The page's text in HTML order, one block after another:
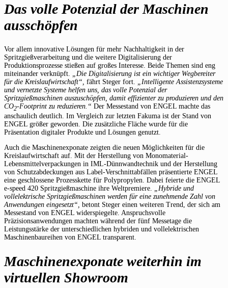
Das volle Potenzial der Maschinen
ausschöpfen
Vor allem innovative Lösungen für mehr Nachhaltigkeit in der
Spritzgießverarbeitung und die weitere Digitalisierung der
Produktionsprozesse stießen auf großes Interesse. Beide Themen sind eng
miteinander verknüpft. „Die Digitalisierung ist ein wichtiger Wegbereiter
für die Kreislaufwirtschaft“, fährt Steger fort. „Intelligente Assistenzsysteme
und vernetzte Systeme helfen uns, das volle Potenzial der
Spritzgießmaschinen auszuschöpfen, damit effizienter zu produzieren und den
CO2-Footprint zu reduzieren.“ Der Messestand von ENGEL machte das
anschaulich deutlich. Im Vergleich zur letzten Fakuma ist der Stand von
ENGEL größer geworden. Die zusätzliche Fläche wurde für die
Präsentation digitaler Produkte und Lösungen genutzt.
Auch die Maschinenexponate zeigten die neuen Möglichkeiten für die
Kreislaufwirtschaft auf. Mit der Herstellung von Monomaterial-
Lebensmittelverpackungen in IML-Dünnwandtechnik und der Herstellung
von Schutzabdeckungen aus Label-Verschnittabfällen präsentierte ENGEL
eine geschlossene Prozesskette für Polypropylen. Dabei feierte die ENGEL
e-speed 420 Spritzgießmaschine ihre Weltpremiere. „Hybride und
vollelektrische Spritzgießmaschinen werden für eine zunehmende Zahl von
Anwendungen eingesetzt“, betont Steger einen weiteren Trend, der sich am
Messestand von ENGEL widerspiegelte. Anspruchsvolle
Präzisionsanwendungen machten während der fünf Messetage die
Leistungsstärke der unterschiedlichen hybriden und vollelektrischen
Maschinenbaureihen von ENGEL transparent.
Maschinenexponate weiterhin im
virtuellen Showroom